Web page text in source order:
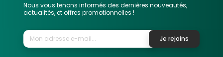
Nous vous tenons informés des dernières nouveautés,
actualités, et offres promotionnelles !
Je rejoins